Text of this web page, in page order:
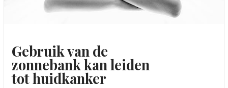
Gebruik van de
zonnebank kan leiden
tot huidkanker